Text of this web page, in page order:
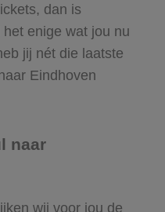
dan is
enige wat jou nu
jij nét die laatste
Eindhoven
naar
wij voor jou de